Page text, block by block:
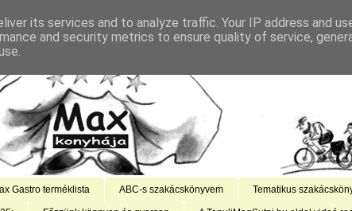
Gastro terméklista ABC-s szakácskönyvem Tematikus
its services and to analyze traffic. Your IP address and
and security metrics to ensure quality of service,